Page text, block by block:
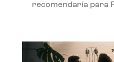
recomendaría para